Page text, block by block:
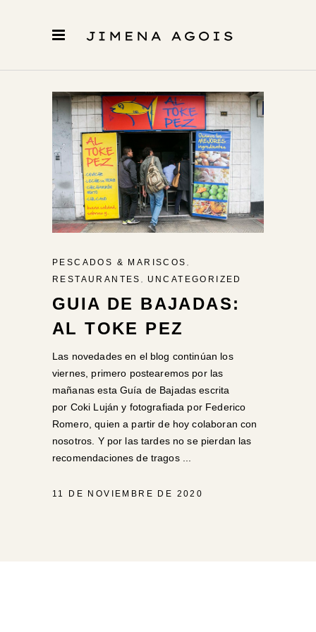
PESCADOS & MARISCOS ,
RESTAURANTES , UNCATEGORIZED
GUIA DE BAJADAS:
AL TOKE PEZ
Las novedades en el blog continúan los
viernes, primero postearemos por las
mañanas esta Guía de Bajadas escrita
por Coki Luján y fotografiada por Federico
Romero, quien a partir de hoy colaboran con
nosotros. Y por las tardes no se pierdan las
recomendaciones de tragos
11 DE NOVIEMBRE DE 2020